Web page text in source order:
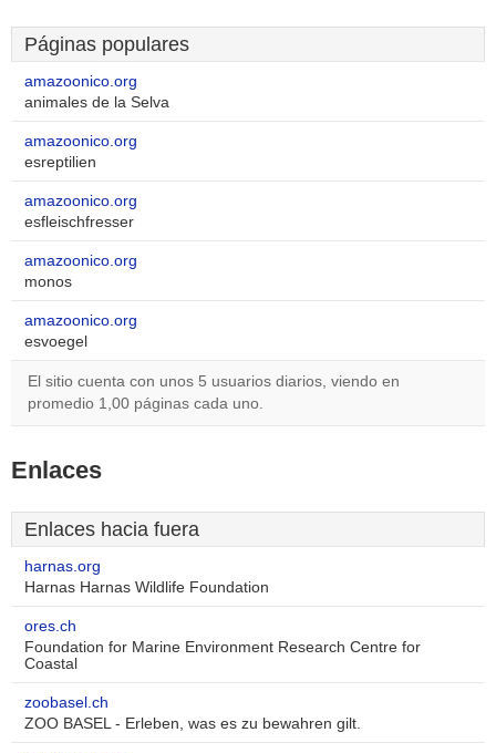
Páginas populares
amazoonico.org
animales de la Selva
amazoonico.org
esreptilien
amazoonico.org
esfleischfresser
amazoonico.org
monos
amazoonico.org
esvoegel
El sitio cuenta con unos 5 usuarios diarios, viendo en
promedio 1,00 páginas cada uno.
Enlaces
Enlaces hacia fuera
harnas.org
Harnas Harnas Wildlife Foundation
ores.ch
Foundation for Marine Environment Research Centre for
Coastal
zoobasel.ch
ZOO BASEL - Erleben, was es zu bewahren gilt.